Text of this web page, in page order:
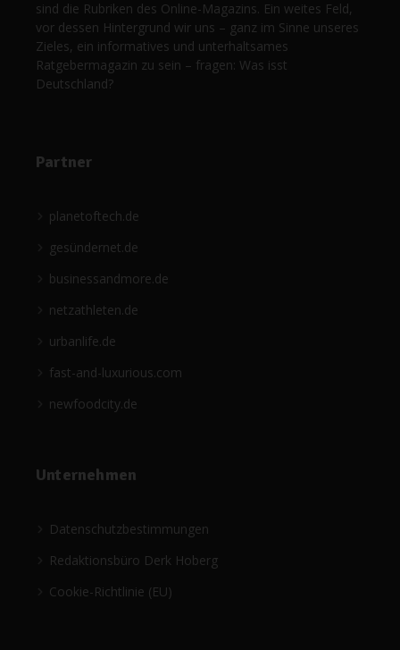
sind die Rubriken des Online-Magazins. Ein weites Feld,
vor dessen Hintergrund wir uns – ganz im Sinne unseres
Zieles, ein informatives und unterhaltsames
Ratgebermagazin zu sein – fragen: Was isst
Deutschland?
Partner
planetoftech.de
gesündernet.de
businessandmore.de
netzathleten.de
urbanlife.de
fast-and-luxurious.com
newfoodcity.de
Unternehmen
Datenschutzbestimmungen
Redaktionsbüro Derk Hoberg
Cookie-Richtlinie (EU)